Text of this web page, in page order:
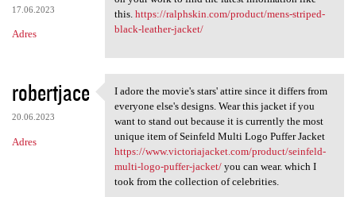
17.06.2023
Adres
this. https://ralphskin.com/product/mens-striped-
black-leather-jacket/
robertjace
20.06.2023
Adres
I adore the movie's stars'
I adore the movie's stars' attire since it differs from
everyone else's designs. Wear this jacket if you
want to stand out because it is currently the most
unique item of Seinfeld Multi Logo Puffer Jacket
https://www.victoriajacket.com/product/seinfeld-
multi-logo-puffer-jacket/you can wear. which I
took from the collection of celebrities.